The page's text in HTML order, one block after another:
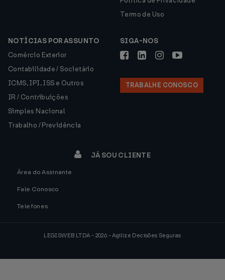
Termo de Uso
NOTÍCIAS POR ASSUNTO
Comércio Exterior
Contabilidade / Societário
ICMS, IPI, ISS e Outros
IR / Contribuições
Simples Nacional
Trabalho / Previdência
SIGA-NOS
TRABALHE CONOSCO
JÁ SOU CLIENTE
Área do Assinante
Fale Conosco
Telefones
LEGISWEB LTDA - 2026 - Agilize Decisões Seguras